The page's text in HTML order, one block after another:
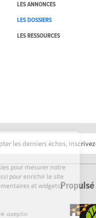
des cookies pour
mais aussi pour enrichir le
(commentaires et
certifiés par
LES ANNONCES
LES DOSSIERS
LES RESSOURCES